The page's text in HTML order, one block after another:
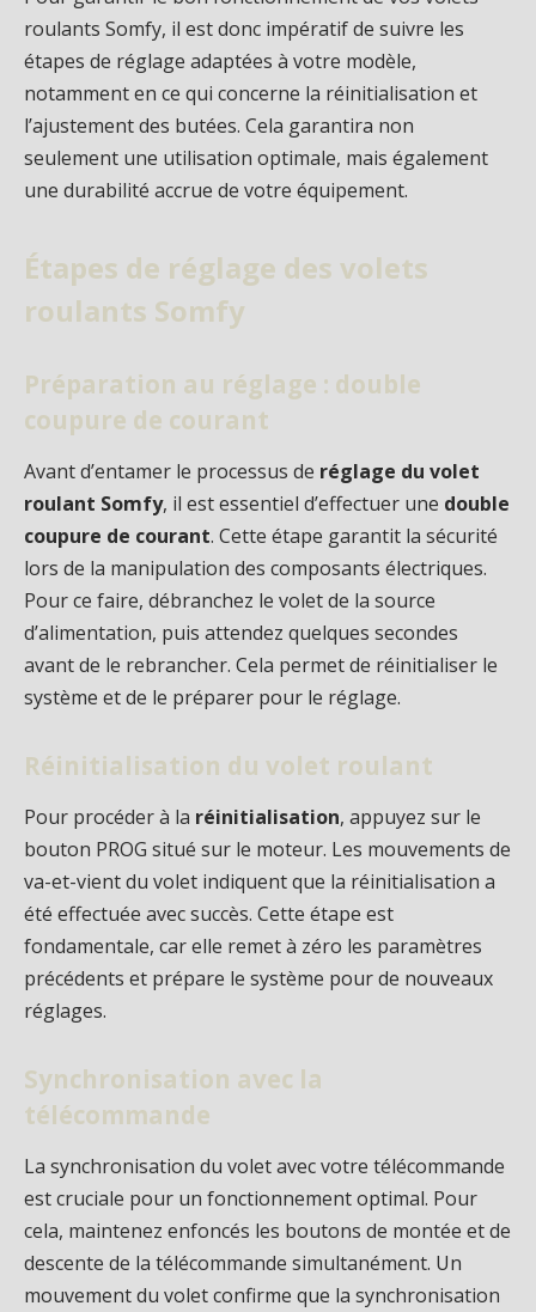
roulants Somfy, il est donc impératif de suivre les
étapes de réglage adaptées à votre modèle,
notamment en ce qui concerne la réinitialisation et
l’ajustement des butées. Cela garantira non
seulement une utilisation optimale, mais également
une durabilité accrue de votre équipement.
Étapes de réglage des volets
roulants Somfy
Préparation au réglage : double
coupure de courant
Avant d’entamer le processus de réglage du volet
roulant Somfy, il est essentiel d’effectuer une double
coupure de courant. Cette étape garantit la sécurité
lors de la manipulation des composants électriques.
Pour ce faire, débranchez le volet de la source
d’alimentation, puis attendez quelques secondes
avant de le rebrancher. Cela permet de réinitialiser le
système et de le préparer pour le réglage.
Réinitialisation du volet roulant
Pour procéder à la réinitialisation, appuyez sur le
bouton PROG situé sur le moteur. Les mouvements de
va-et-vient du volet indiquent que la réinitialisation a
été effectuée avec succès. Cette étape est
fondamentale, car elle remet à zéro les paramètres
précédents et prépare le système pour de nouveaux
réglages.
Synchronisation avec la
télécommande
La synchronisation du volet avec votre télécommande
est cruciale pour un fonctionnement optimal. Pour
cela, maintenez enfoncés les boutons de montée et de
descente de la télécommande simultanément. Un
mouvement du volet confirme que la synchronisation